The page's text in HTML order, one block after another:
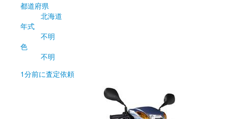
都道府県
北海道
年式
不明
色
不明
1分前に査定依頼